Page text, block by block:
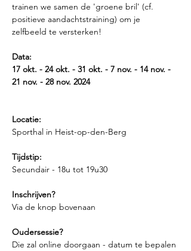
trainen we samen de 'groene bril' (cf.
positieve aandachtstraining) om je
zelfbeeld te versterken!
Data:
17 okt. - 24 okt. - 31 okt. - 7 nov. - 14 nov. -
21 nov. - 28 nov. 2024
Locatie:
Sporthal in Heist-op-den-Berg
Tijdstip:
Secundair - 18u tot 19u30
Inschrijven?
Via de knop bovenaan
Oudersessie?
Die zal online doorgaan - datum te bepalen